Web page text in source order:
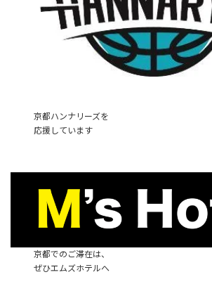
京都ハンナリーズを
応援しています
京都でのご滞在は、
ぜひエムズホテルへ